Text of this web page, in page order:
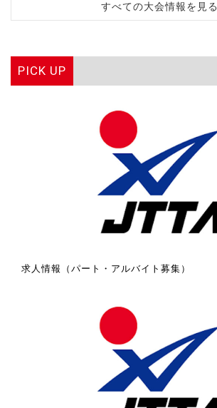
すべての大会情報を見る
PICK UP
求人情報（パート・アルバイト募集）